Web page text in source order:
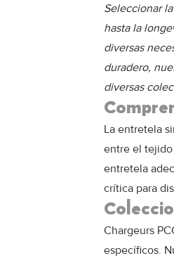
Seleccionar
hasta la
diversas
duradero,
diversas
La entretela
entre el tejido
entretela
crítica para
Chargeurs
específicos.